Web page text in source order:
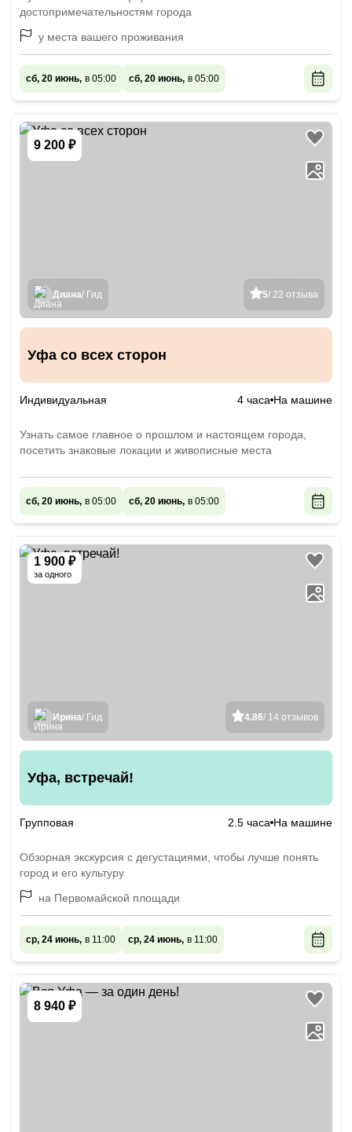
достопримечательностям города
у места вашего проживания
сб, 20 июнь, в 05:00 сб, 20 июнь, в 05:00
9 200 ₽
5/ 22 отзыва
Диана/ Гид
Уфа со всех сторон
Индивидуальная 4 часа На машине
Узнать самое главное о прошлом и настоящем города,
посетить знаковые локации и живописные места
сб, 20 июнь, в 05:00 сб, 20 июнь, в 05:00
1 900 ₽
за одного
4.86/ 14 отзывов
Ирина/ Гид
Уфа, встречай!
Групповая 2.5 часа На машине
Обзорная экскурсия с дегустациями, чтобы лучше понять
город и его культуру
на Первомайской площади
ср, 24 июнь, в 11:00 ср, 24 июнь, в 11:00
8 940 ₽